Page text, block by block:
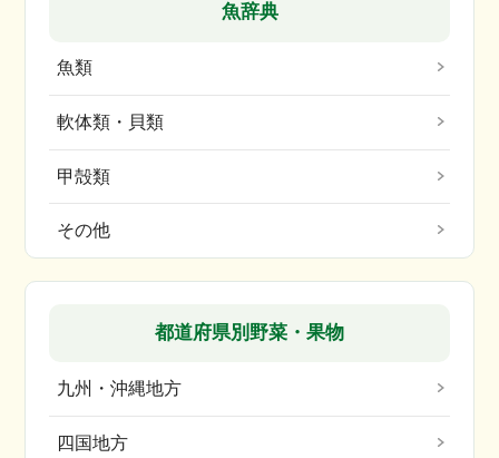
魚辞典
魚類
軟体類・貝類
甲殻類
その他
都道府県別野菜・果物
九州・沖縄地方
四国地方